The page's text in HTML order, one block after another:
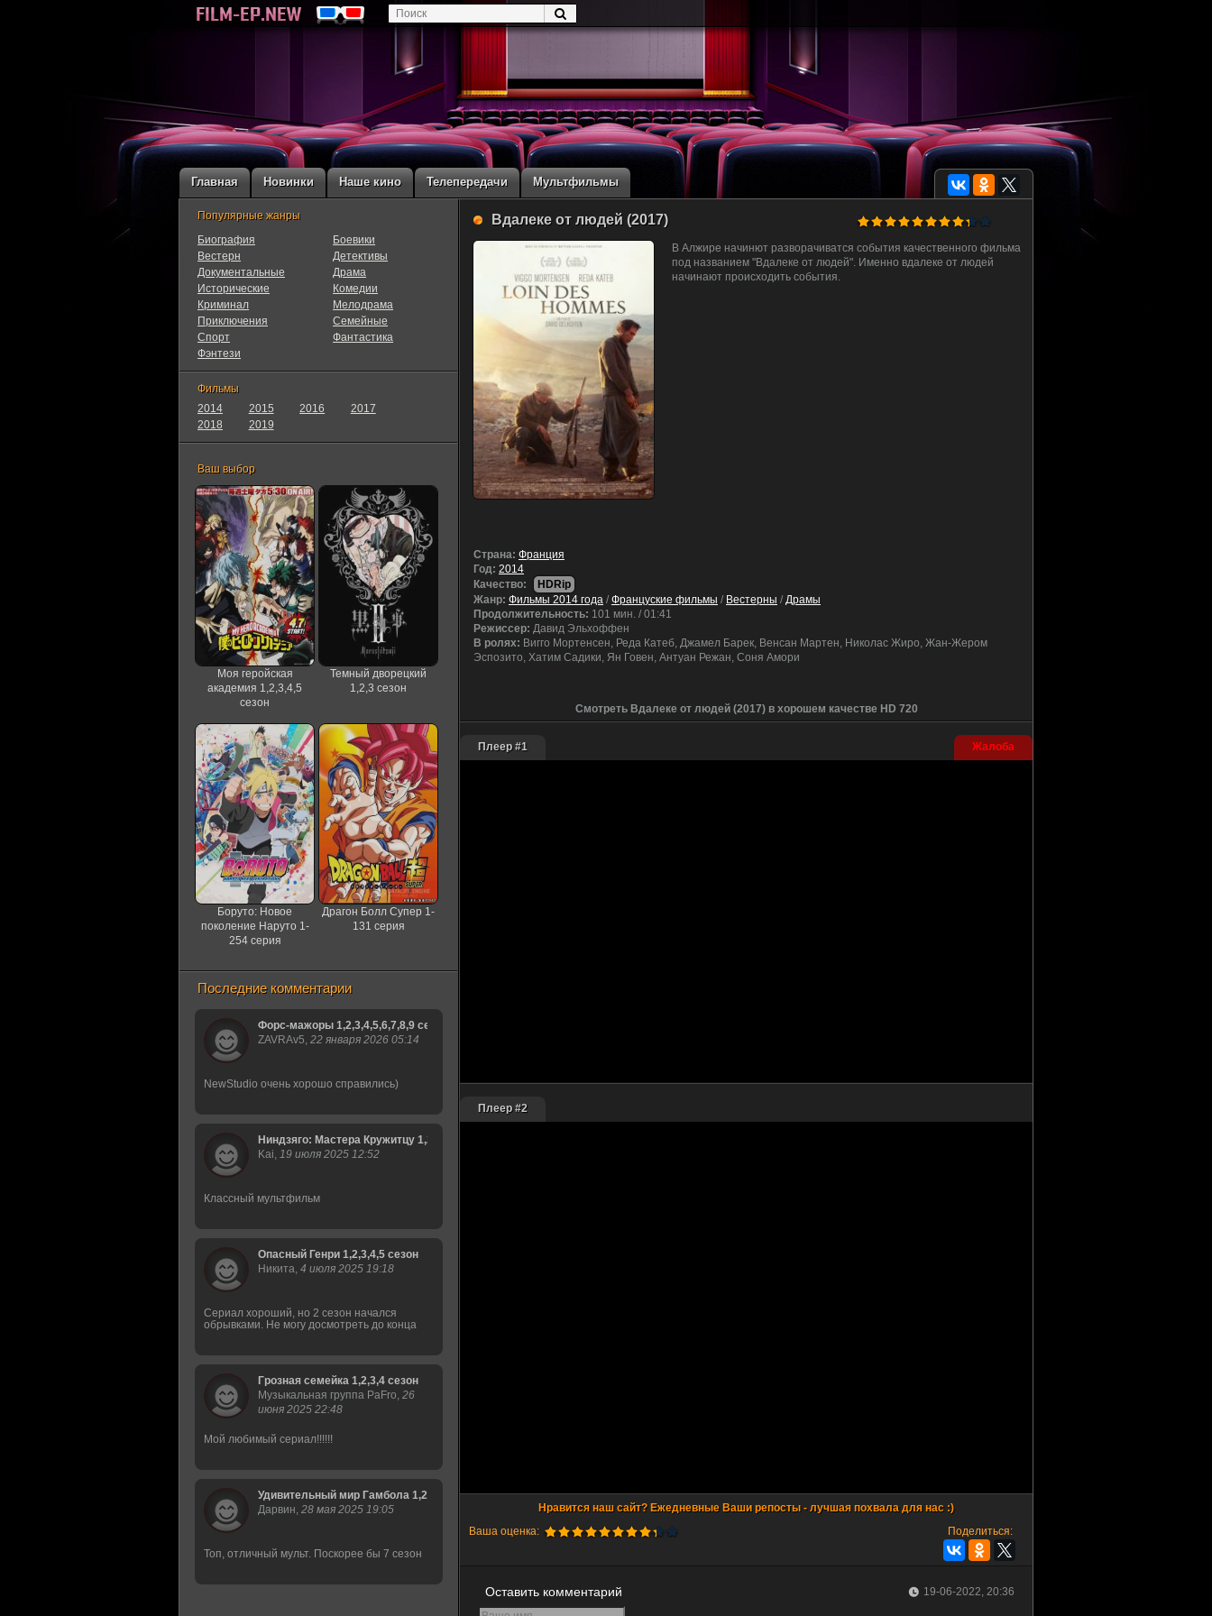
Вдалеке от людей (2017)
В Алжире начинют разворачиватся события качественного фильма
под названием "Вдалеке от людей". Именно вдалеке от людей
начинают происходить события.
Cтрана: Франция
Год: 2014
Качество:
HDRip
Жанр: Фильмы 2014 года / Француские фильмы / Вестерны / Драмы
Продолжительность: 101 мин. / 01:41
Режиссер: Давид Эльхоффен
В ролях: Вигго Мортенсен, Реда Катеб, Джамел Барек, Венсан Мартен, Николас Жиро, Жан-Жером
Эспозито, Хатим Садики, Ян Говен, Антуан Режан, Соня Амори
Смотреть Вдалеке от людей (2017) в хорошем качестве HD 720
Плеер #1 Жалоба
Плеер #2
Ваша оценка: Поделиться:
Оставить комментарий 19-06-2022, 20:36
Главная Новинки Наше кино Телепередачи Мультфильмы
Популярные жанры
Биография
Боевики
Вестерн
Детективы
Документальные
Драма
Исторические
Комедии
Криминал
Мелодрама
Приключения
Семейные
Cпорт
Фантастика
Фэнтези
Фильмы
2014
2015 2016
2017
2018
2019
Ваш выбор
Моя геройская
академия 1,2,3,4,5
сезон
Темный дворецкий
1,2,3 сезон
Боруто: Новое
поколение Наруто 1-
254 серия
Драгон Болл Супер 1-
131 серия
Последние комментарии
Форс-мажоры 1,2,3,4,5,6,7,8,9 сезон
ZAVRAv5, 22 января 2026 05:14
NewStudio очень хорошо справились)
Ниндзяго: Мастера Кружитцу 1,2,3,4,5,6,7,8,9,10,11,12,13,14,15 сезон
Kai, 19 июля 2025 12:52
Классный мультфильм
Опасный Генри 1,2,3,4,5 сезон
Никита, 4 июля 2025 19:18
Сериал хороший, но 2 сезон начался
обрывками. Не могу досмотреть до конца
Грозная семейка 1,2,3,4 сезон
Музыкальная группа PaFro, 26
июня 2025 22:48
Мой любимый сериал!!!!!!
Удивительный мир Гамбола 1,2,3,4,5,6 сезон
Дарвин, 28 мая 2025 19:05
Топ, отличный мульт. Поскорее бы 7 сезон